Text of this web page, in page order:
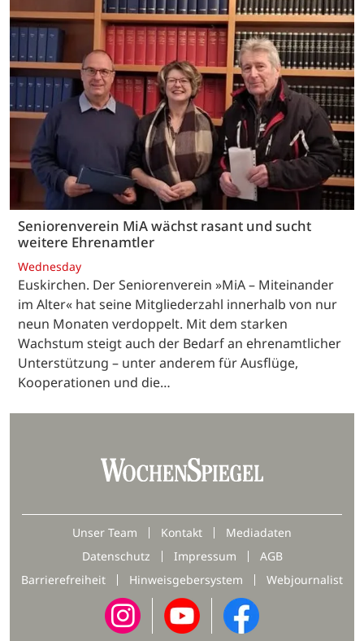
Seniorenverein MiA wächst rasant und sucht
weitere Ehrenamtler
Wednesday
Euskirchen. Der Seniorenverein »MiA – Miteinander
im Alter« hat seine Mitgliederzahl innerhalb von nur
neun Monaten verdoppelt. Mit dem starken
Wachstum steigt auch der Bedarf an ehrenamtlicher
Unterstützung – unter anderem für Ausflüge,
Kooperationen und die…
Unser Team Kontakt
Mediadaten
Datenschutz
Impressum
AGB
Barrierefreiheit
Hinweisgebersystem Webjournalist